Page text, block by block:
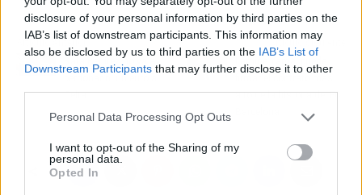
disclosure of your personal information by third parties on the
IAB’s list of downstream participants. This information may
also be disclosed by us to third parties on the IAB’s List of
Downstream Participants that may further disclose it to other
Personal Data Processing Opt Outs
I want to opt-out of the Sharing of my
personal data.
Opted In
Rafa Benítez no va a
perdonar ni un euro al
Celta
Artículo siguiente
alto de la historia del FC